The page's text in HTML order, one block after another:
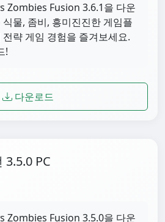
Zombies Fusion 3.6.1을 다운
물, 좀비, 흥미진진한 게임플
략 게임 경험을 즐겨보세요.
!
다운로드
3.5.0 PC
Zombies Fusion 3.5.0을 다운